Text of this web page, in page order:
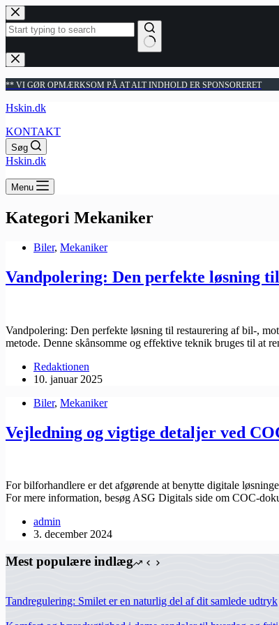
Fortsæt
til
indhold
Ingen
resultater
** VI GØR OPMÆRKSOM PÅ AT ALT INDHOLD ER SPONSORERET
Hskin.dk
KONTAKT
Søg
Hskin.dk
Menu
Kategori Mekaniker
Biler, Mekaniker
Vandpolering: Den perfekte løsning
Vandpolering: Den perfekte løsning til restaurering af bil-,
metode. Denne skånsomme og effektive teknik bruges til at
Redaktionen
10. januar 2025
Biler, Mekaniker
Vejledning og vigtige detaljer ved
For bilforhandlere er det afgørende at benytte digitale
For mere information, besøg ASG Digitals side om COC-
admin
3. december 2024
Mest populære indlæg
Tandregulering: Smilet er en naturlig del af dit samlede udtryk